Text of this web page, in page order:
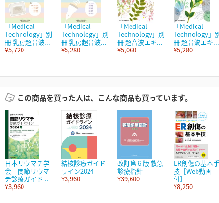
「Medical
Technology」別
冊 乳房超音波...
¥5,720
「Medical
Technology」別
冊 乳房超音波...
¥5,280
「Medical
Technology」別
冊 超音波エキ...
¥5,060
「Medical
Technology」
冊 超音波エキ...
¥5,280
この商品を買った人は、こんな商品も買っています。
日本リウマチ学
会 関節リウマ
チ診療ガイド...
¥3,960
結核診療ガイド
ライン2024
¥3,960
改訂第６版 救急
診療指針
¥39,600
ER創傷の基本手
技［Web動画
付］
¥8,250